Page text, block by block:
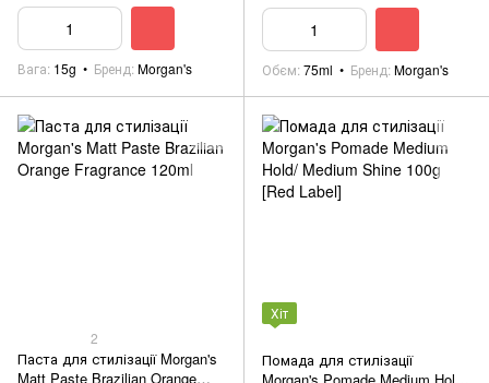
Вага 15g Бренд Morgan's Обєм 75ml Бренд Morgan's
2
Паста для стилізації Morgan's
Matt Paste Brazilian Orange
Хіт
Помада для стилізації
Morgan's Pomade Medium Hold/